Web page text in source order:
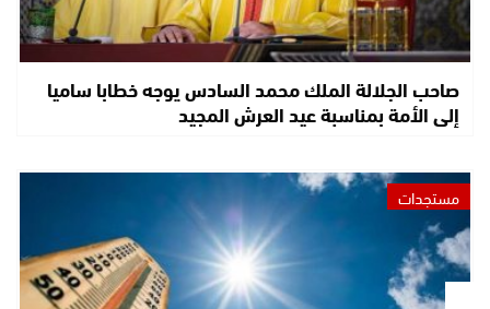
صاحب الجلالة الملك محمد السادس يوجه خطابا ساميا
إلى الأمة بمناسبة عيد العرش المجيد
مستجدات